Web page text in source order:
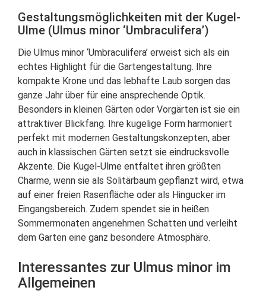
Gestaltungsmöglichkeiten mit der Kugel-
Ulme (Ulmus minor ‘Umbraculifera’)
Die Ulmus minor ‘Umbraculifera’ erweist sich als ein
echtes Highlight für die Gartengestaltung. Ihre
kompakte Krone und das lebhafte Laub sorgen das
ganze Jahr über für eine ansprechende Optik.
Besonders in kleinen Gärten oder Vorgärten ist sie ein
attraktiver Blickfang. Ihre kugelige Form harmoniert
perfekt mit modernen Gestaltungskonzepten, aber
auch in klassischen Gärten setzt sie eindrucksvolle
Akzente. Die Kugel-Ulme entfaltet ihren größten
Charme, wenn sie als Solitärbaum gepflanzt wird, etwa
auf einer freien Rasenfläche oder als Hingucker im
Eingangsbereich. Zudem spendet sie in heißen
Sommermonaten angenehmen Schatten und verleiht
dem Garten eine ganz besondere Atmosphäre.
Interessantes zur Ulmus minor im
Allgemeinen